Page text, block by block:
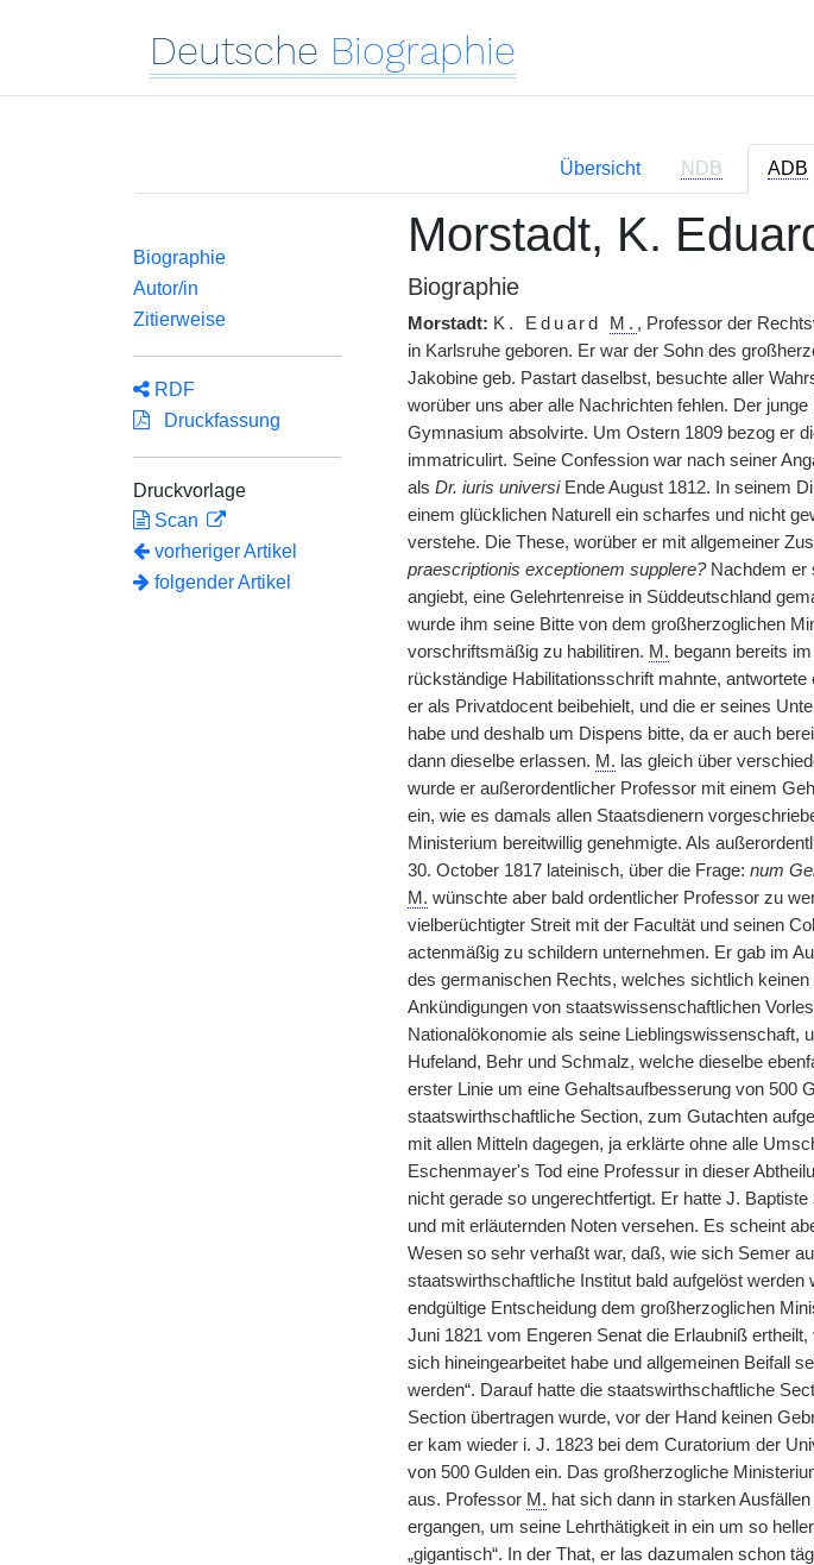
Deutsche Biographie
Übersicht NDB ADB
Biographie
Autor/in
Zitierweise
RDF
Druckfassung
Druckvorlage
Scan
vorheriger Artikel
folgender Artikel
Morstadt, K.
Biographie
Morstadt: K. Eduard M. , Professor der
in Karlsruhe geboren. Er war der Sohn des
Jakobine geb. Pastart daselbst, besuchte aller
worüber uns aber alle Nachrichten fehlen. Der
Gymnasium absolvirte. Um Ostern 1809 bezog er
immatriculirt. Seine Confession war nach seiner
als Dr. iuris universiEnde August 1812. In seinem
einem glücklichen Naturell ein scharfes und nicht
verstehe. Die These, worüber er mit allgemeiner
praescriptionis exceptionem supplere?Nachdem er
angiebt, eine Gelehrtenreise in Süddeutschland
wurde ihm seine Bitte von dem großherzoglichen
vorschriftsmäßig zu habilitiren. M. begann bereits
rückständige Habilitationsschrift mahnte,
er als Privatdocent beibehielt, und die er seines
habe und deshalb um Dispens bitte, da er auch
dann dieselbe erlassen. M. las gleich über
wurde er außerordentlicher Professor mit einem
ein, wie es damals allen Staatsdienern
Ministerium bereitwillig genehmigte. Als
30. October 1817 lateinisch, über die Frage: num
M. wünschte aber bald ordentlicher Professor zu
vielberüchtigter Streit mit der Facultät und seinen
actenmäßig zu schildern unternehmen. Er gab im
des germanischen Rechts, welches sichtlich
Ankündigungen von staatswissenschaftlichen
Nationalökonomie als seine Lieblingswissenschaft,
Hufeland, Behr und Schmalz, welche dieselbe
erster Linie um eine Gehaltsaufbesserung von 500
staatswirthschaftliche Section, zum Gutachten
mit allen Mitteln dagegen, ja erklärte ohne alle
Eschenmayer's Tod eine Professur in dieser
nicht gerade so ungerechtfertigt. Er hatte J. Baptiste
und mit erläuternden Noten versehen. Es scheint
Wesen so sehr verhaßt war, daß, wie sich Semer
staatswirthschaftliche Institut bald aufgelöst
endgültige Entscheidung dem großherzoglichen
Juni 1821 vom Engeren Senat die Erlaubniß
sich hineingearbeitet habe und allgemeinen Beifall
werden“. Darauf hatte die staatswirthschaftliche
Section übertragen wurde, vor der Hand keinen
er kam wieder i. J. 1823 bei dem Curatorium der
von 500 Gulden ein. Das großherzogliche
aus. Professor M. hat sich dann in starken
ergangen, um seine Lehrthätigkeit in ein um so
„gigantisch“. In der That, er las dazumalen schon